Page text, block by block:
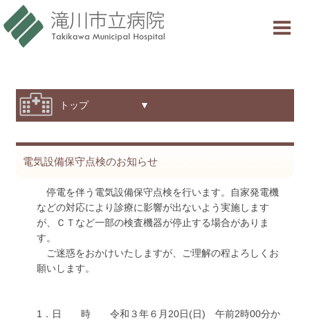
当院について
診療科・部門紹介
採用情報
交通アクセス
意見箱
診療受付時間
サイトマップ
トップ ▼
電気設備保守点検のお知らせ
停電を伴う電気設備保守点検を行います。自家発電機
などの対応により診療に影響が出ないよう実施します
が、ＣＴなど一部の検査機器が停止する場合がありま
す。
ご迷惑をおかけいたしますが、ご理解の程よろしくお
願いします。
1．日 時 令和３年６月20日(日) 午前2時00分か